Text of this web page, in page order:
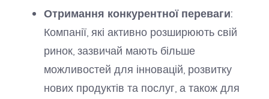
Отримання конкурентної переваги:
Компанії, які активно розширюють свій
ринок, зазвичай мають більше
можливостей для інновацій, розвитку
нових продуктів та послуг, а також для